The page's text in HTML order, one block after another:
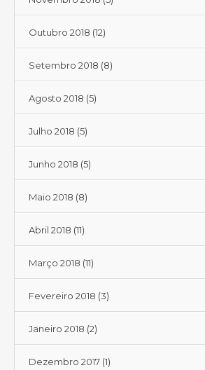
Outubro 2018 (12)
Setembro 2018 (8)
Agosto 2018 (5)
Julho 2018 (5)
Junho 2018 (5)
Maio 2018 (8)
Abril 2018 (11)
Março 2018 (11)
Fevereiro 2018 (3)
Janeiro 2018 (2)
Dezembro 2017 (1)